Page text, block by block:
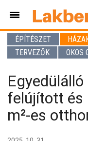
ÉPÍTÉSZET
TERVEZŐK
OKOS
felújított és
m²-es